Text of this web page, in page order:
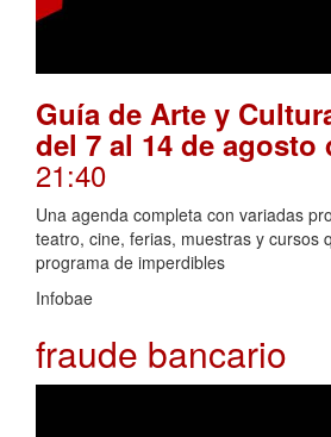
Guía de Arte y
del 7 al 14 de agosto
21:40
Una agenda completa con variadas
teatro, cine, ferias, muestras y cursos
programa de imperdibles
Infobae
fraude bancario